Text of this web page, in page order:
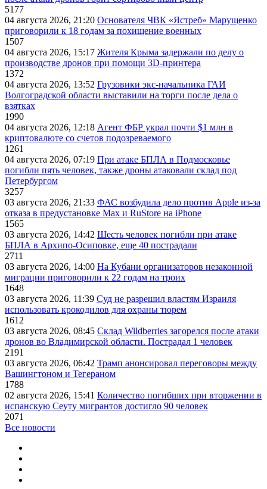
5177
04 августа 2026, 21:20 Основателя ЧВК «Ястреб» Марущенко
приговорили к 18 годам за похищение военных
1507
04 августа 2026, 15:17 Жителя Крыма задержали по делу о
производстве дронов при помощи 3D‑принтера
1372
04 августа 2026, 13:52 Грузовики экс-начальника ГАИ
Волгоградской области выставили на торги после дела о
взятках
1990
04 августа 2026, 12:18 Агент ФБР украл почти $1 млн в
криптовалюте со счетов подозреваемого
1261
04 августа 2026, 07:19 При атаке БПЛА в Подмосковье
погибли пять человек, также дроны атаковали склад под
Петербургом
3257
03 августа 2026, 21:33 ФАС возбудила дело против Apple из-за
отказа в предустановке Max и RuStore на iPhone
1565
03 августа 2026, 14:42 Шесть человек погибли при атаке
БПЛА в Архипо-Осиповке, еще 40 пострадали
2711
03 августа 2026, 14:00 На Кубани организаторов незаконной
миграции приговорили к 22 годам на троих
1648
03 августа 2026, 11:39 Суд не разрешил властям Израиля
использовать крокодилов для охраны тюрем
1612
03 августа 2026, 08:45 Склад Wildberries загорелся после атаки
дронов во Владимирской области. Пострадал 1 человек
2191
03 августа 2026, 06:42 Трамп анонсировал переговоры между
Вашингтоном и Тегераном
1788
02 августа 2026, 15:41 Количество погибших при вторжении в
испанскую Сеуту мигрантов достигло 90 человек
2071
Все новости